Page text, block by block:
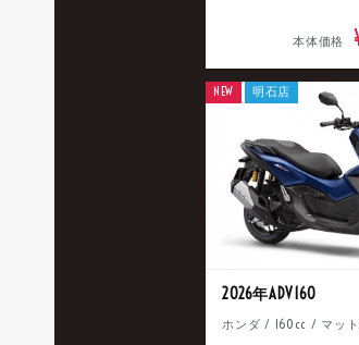
本体価格
2026年ADV160
NEW 明石店